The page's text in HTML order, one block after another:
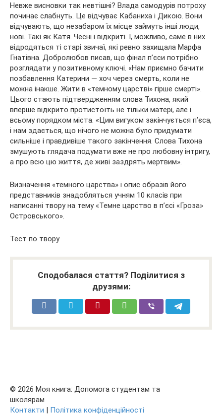
Невже висновки так невтішні? Влада самодурів потроху
починає слабнуть. Це відчуває Кабаниха і Дикою. Вони
відчувають, що незабаром їх місце займуть інші люди,
нові. Такі як Катя. Чесні і відкриті. І, можливо, саме в них
відродяться ті старі звичаї, які ревно захищала Марфа
Гнатівна. Добролюбов писав, що фінал п’єси потрібно
розглядати у позитивному ключі. «Нам приємно бачити
позбавлення Катерини — хоч через смерть, коли не
можна інакше. Жити в «темному царстві» гірше смерті».
Цього стають підтвердженням слова Тихона, який
вперше відкрито протистоїть не тільки матері, але і
всьому порядком міста. «Цим вигуком закінчується п’єса,
і нам здається, що нічого не можна було придумати
сильніше і правдивіше такого закінчення. Слова Тихона
змушують глядача подумати вже не про любовну інтригу,
а про всю цю життя, де живі заздрять мертвим».
Визначення «темного царства» і опис образів його
представників знадобляться учням 10 класів при
написанні твору на тему «Темне царство в п’єсі «Гроза»
Островського».
Тест по твору
Сподобалася стаття? Поділитися з
друзями:
© 2026 Моя книга: Допомога студентам та
школярам
Контакти | Політика конфіденційності